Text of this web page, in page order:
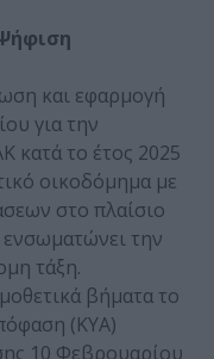
και εφαρμογή
για την
κατά το έτος 2025
οικοδόμημα με
στο πλαίσιο
την
τάξη.
βήματα το
(ΚΥΑ)
10 Φεβρουαρίου